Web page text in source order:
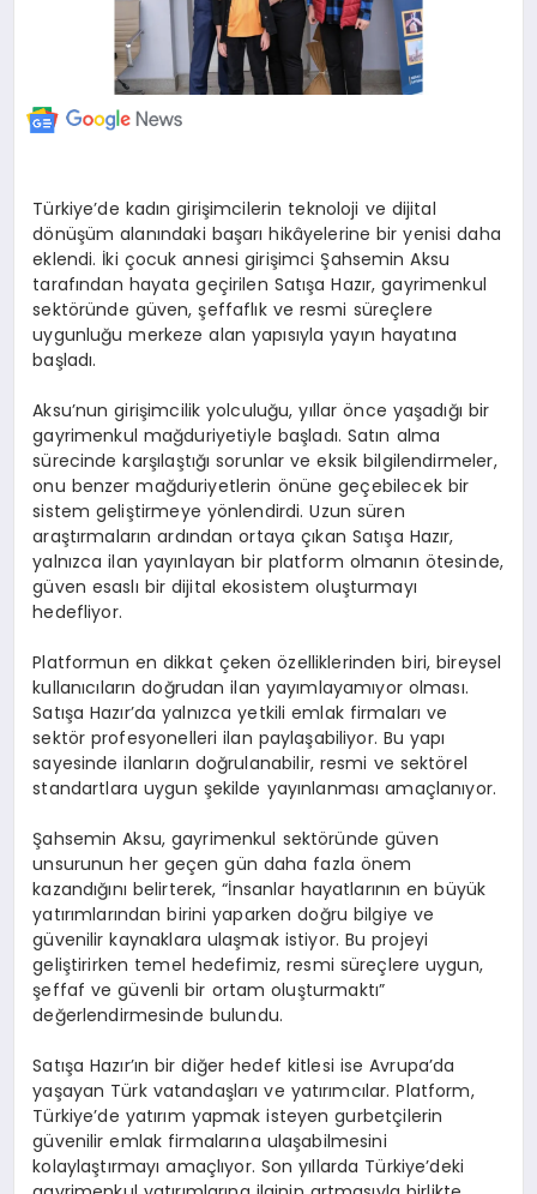
Türkiye’de kadın girişimcilerin teknoloji ve dijital
dönüşüm alanındaki başarı hikâyelerine bir yenisi daha
eklendi. İki çocuk annesi girişimci Şahsemin Aksu
tarafından hayata geçirilen Satışa Hazır, gayrimenkul
sektöründe güven, şeffaflık ve resmi süreçlere
uygunluğu merkeze alan yapısıyla yayın hayatına
başladı.
Aksu’nun girişimcilik yolculuğu, yıllar önce yaşadığı bir
gayrimenkul mağduriyetiyle başladı. Satın alma
sürecinde karşılaştığı sorunlar ve eksik bilgilendirmeler,
onu benzer mağduriyetlerin önüne geçebilecek bir
sistem geliştirmeye yönlendirdi. Uzun süren
araştırmaların ardından ortaya çıkan Satışa Hazır,
yalnızca ilan yayınlayan bir platform olmanın ötesinde,
güven esaslı bir dijital ekosistem oluşturmayı
hedefliyor.
Platformun en dikkat çeken özelliklerinden biri, bireysel
kullanıcıların doğrudan ilan yayımlayamıyor olması.
Satışa Hazır’da yalnızca yetkili emlak firmaları ve
sektör profesyonelleri ilan paylaşabiliyor. Bu yapı
sayesinde ilanların doğrulanabilir, resmi ve sektörel
standartlara uygun şekilde yayınlanması amaçlanıyor.
Şahsemin Aksu, gayrimenkul sektöründe güven
unsurunun her geçen gün daha fazla önem
kazandığını belirterek, “İnsanlar hayatlarının en büyük
yatırımlarından birini yaparken doğru bilgiye ve
güvenilir kaynaklara ulaşmak istiyor. Bu projeyi
geliştirirken temel hedefimiz, resmi süreçlere uygun,
şeffaf ve güvenli bir ortam oluşturmaktı”
değerlendirmesinde bulundu.
Satışa Hazır’ın bir diğer hedef kitlesi ise Avrupa’da
yaşayan Türk vatandaşları ve yatırımcılar. Platform,
Türkiye’de yatırım yapmak isteyen gurbetçilerin
güvenilir emlak firmalarına ulaşabilmesini
kolaylaştırmayı amaçlıyor. Son yıllarda Türkiye’deki